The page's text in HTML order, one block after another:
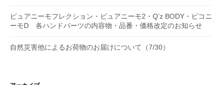
ピュアニーモフレクション・ピュアニーモ2・Q’z BODY・ピコニ
ーモD 各ハンドパーツの内容物・品番・価格改定のお知らせ
自然災害他によるお荷物のお届けについて（7/30）